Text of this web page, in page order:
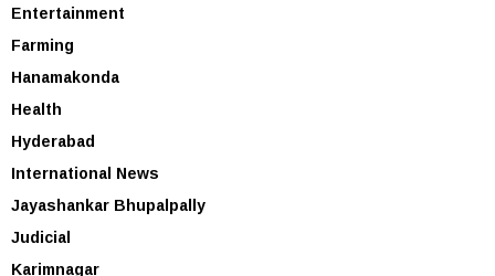
Entertainment
Farming
Hanamakonda
Health
Hyderabad
International News
Jayashankar Bhupalpally
Judicial
Karimnagar